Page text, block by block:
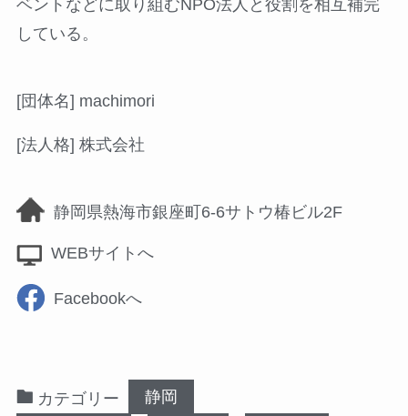
ベントなどに取り組むNPO法人と役割を相互補完
している。
[団体名] machimori
[法人格] 株式会社
静岡県熱海市銀座町6-6サトウ椿ビル2F
WEBサイトへ
Facebookへ
カテゴリー
静岡